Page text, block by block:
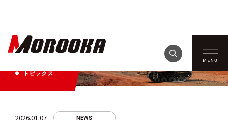
トピックス
2026.01.07 NEWS